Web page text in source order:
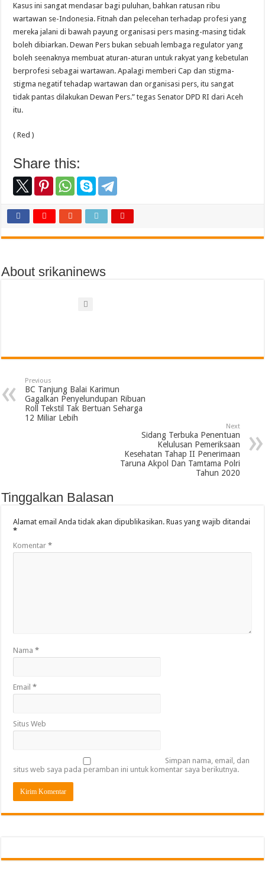
Kasus ini sangat mendasar bagi puluhan, bahkan ratusan ribu
wartawan se-Indonesia. Fitnah dan pelecehan terhadap profesi yang
mereka jalani di bawah payung organisasi pers masing-masing tidak
boleh dibiarkan. Dewan Pers bukan sebuah lembaga regulator yang
boleh seenaknya membuat aturan-aturan untuk rakyat yang kebetulan
berprofesi sebagai wartawan. Apalagi memberi Cap dan stigma-
stigma negatif tehadap wartawan dan organisasi pers, itu sangat
tidak pantas dilakukan Dewan Pers.” tegas Senator DPD RI dari Aceh
itu.
( Red )
Share this:
About srikaninews
Previous
BC Tanjung Balai Karimun
Gagalkan Penyelundupan Ribuan
Roll Tekstil Tak Bertuan Seharga
12 Miliar Lebih
Next
Sidang Terbuka Penentuan
Kelulusan Pemeriksaan
Kesehatan Tahap II Penerimaan
Taruna Akpol Dan Tamtama Polri
Tahun 2020
Tinggalkan Balasan
Alamat email Anda tidak akan dipublikasikan. Ruas yang wajib ditandai
*
Komentar*
Nama*
Email*
Situs Web
Simpan nama, email, dan
situs web saya pada peramban ini untuk komentar saya berikutnya.